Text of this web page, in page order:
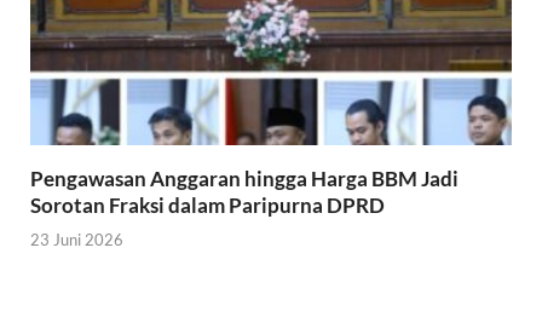
Pengawasan Anggaran hingga Harga BBM Jadi
Sorotan Fraksi dalam Paripurna DPRD
23 Juni 2026